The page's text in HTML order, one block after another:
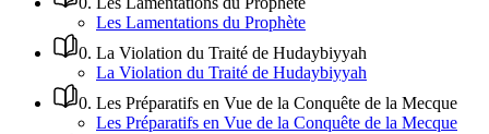
Les Lamentations du Prophète
0. La Violation du Traité de Hudaybiyyah
La Violation du Traité de Hudaybiyyah
0. Les Préparatifs en Vue de la Conquête de la Mecque
Les Préparatifs en Vue de la Conquête de la Mecque